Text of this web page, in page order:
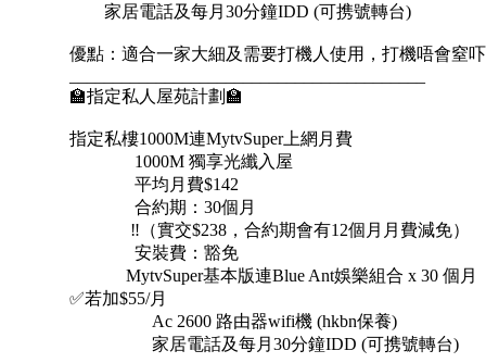
家居電話及每月30分鐘IDD (可携號轉台)
優點：適合一家大細及需要打機人使用，打機唔會窒
🏫指定私人屋苑計劃🏫
指定私樓1000M連MytvSuper上網月費
1000M 獨享光纖入屋
平均月費$142
合約期：30個月
‼️（實交$238，合約期會有12個月月費減免）
安裝費：豁免
MytvSuper基本版連Blue Ant娛樂組合 x 30 個月
✅若加$55/月
Ac 2600 路由器wifi機 (hkbn保養)
家居電話及每月30分鐘IDD (可携號轉台)